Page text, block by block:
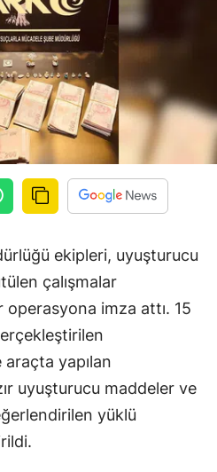
ekipleri, uyuşturucu
çalışmalar
operasyona imza attı. 15
yapılan
uyuşturucu maddeler ve
yüklü